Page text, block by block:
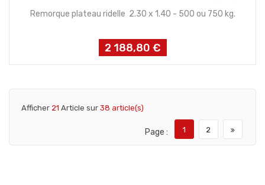
Remorque plateau ridelle 2.30 x 1.40 - 500 ou 750 kg.
Prix
2 188,80 €
Afficher 21 Article sur 38 article(s)
Page : 1 2